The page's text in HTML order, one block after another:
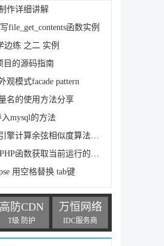
作详细讲解
file_get_contents函数实例
边练 之二 实例
目的源码指南
观模式facade pattern
名的使用方法分享
mysql的方法
PHP数据分析引擎计算余弦相似度算法示例
解析如何通过PHP函数获取当前运行的环境 来进行判断执行逻辑(小技巧)
用空格替换 tab键
高防CDN
T级 防护
万恒网络
IDC服务商